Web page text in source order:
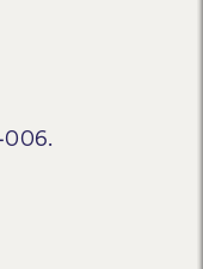
006.